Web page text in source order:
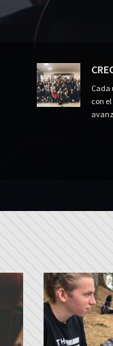
Cada
con